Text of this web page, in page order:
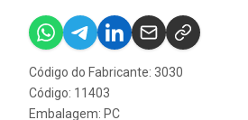
Código do Fabricante: 3030
Código: 11403
Embalagem: PC